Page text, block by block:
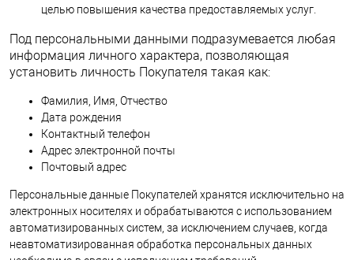
целью повышения качества предоставляемых услуг.
Под персональными данными подразумевается любая
информация личного характера, позволяющая
установить личность Покупателя такая как:
Фамилия, Имя, Отчество
Дата рождения
Контактный телефон
Адрес электронной почты
Почтовый адрес
Персональные данные Покупателей хранятся исключительно на
электронных носителях и обрабатываются с использованием
автоматизированных систем, за исключением случаев, когда
неавтоматизированная обработка персональных данных